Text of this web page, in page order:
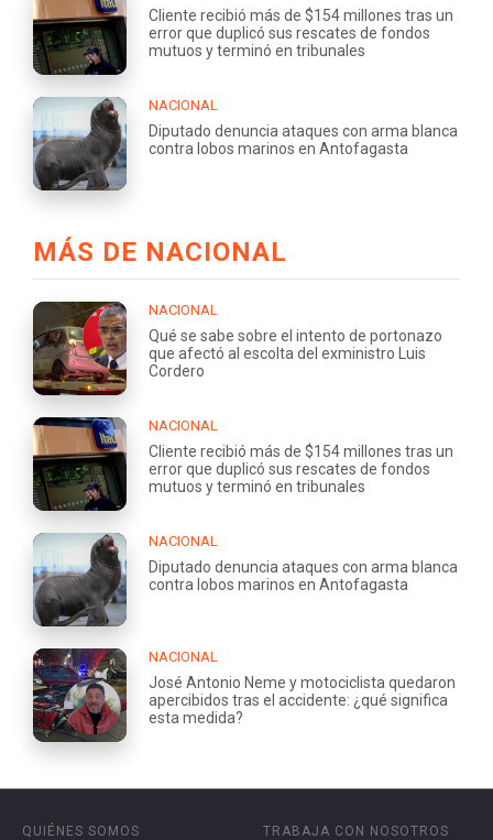
Cliente recibió más de $154 millones tras un
error que duplicó sus rescates de fondos
mutuos y terminó en tribunales
NACIONAL
Diputado denuncia ataques con arma blanca
contra lobos marinos en Antofagasta
MÁS DE NACIONAL
NACIONAL
Qué se sabe sobre el intento de portonazo
que afectó al escolta del exministro Luis
Cordero
NACIONAL
Cliente recibió más de $154 millones tras un
error que duplicó sus rescates de fondos
mutuos y terminó en tribunales
NACIONAL
Diputado denuncia ataques con arma blanca
contra lobos marinos en Antofagasta
NACIONAL
José Antonio Neme y motociclista quedaron
apercibidos tras el accidente: ¿qué significa
esta medida?
QUIÉNES SOMOS
TRABAJA CON NOSOTROS